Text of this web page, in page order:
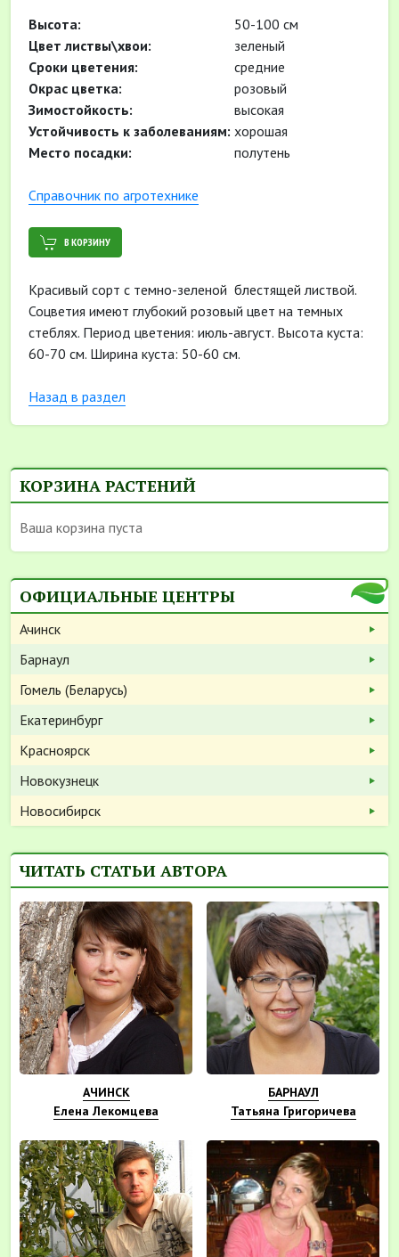
Высота:
50-100 см
Цвет листвы\хвои:
зеленый
Сроки цветения:
средние
Окрас цветка:
розовый
Зимостойкость:
высокая
Устойчивость к заболеваниям: хорошая
Место посадки:
полутень
Cправочник по агротехнике
В КОРЗИНУ
Красивый сорт с темно-зеленой блестящей листвой.
Соцветия имеют глубокий розовый цвет на темных
стеблях. Период цветения: июль-август. Высота куста:
60-70 см. Ширина куста: 50-60 см.
Назад в раздел
КОРЗИНА РАСТЕНИЙ
Ваша корзина пуста
ОФИЦИАЛЬНЫЕ ЦЕНТРЫ
Ачинск
Барнаул
Гомель (Беларусь)
Екатеринбург
Красноярск
Новокузнецк
Новосибирск
ЧИТАТЬ СТАТЬИ АВТОРА
АЧИНСК
Елена Лекомцева
БАРНАУЛ
Татьяна Григоричева